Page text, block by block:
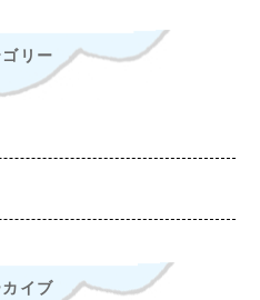
いて
より 入浴料金改定について
リー
イブ